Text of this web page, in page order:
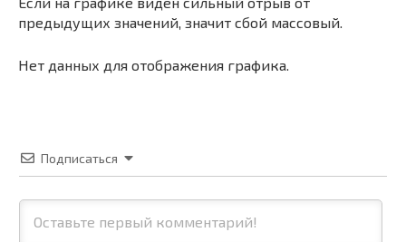
предыдущих значений, значит сбой массовый.
Нет данных для отображения графика.
Подписаться